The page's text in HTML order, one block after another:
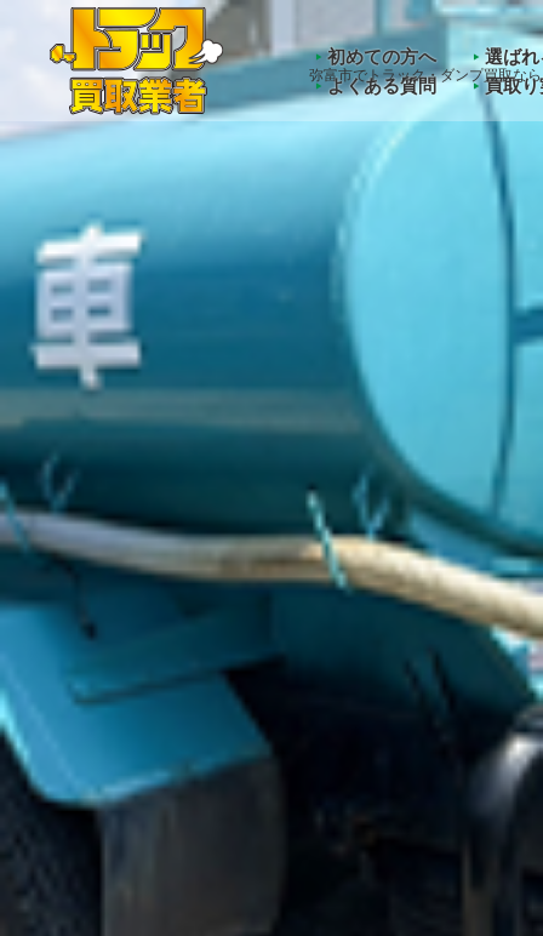
Warning : Undefined array key
弥富市でトラック・ダンプ買取な
初めての方へ
選ば
よくある質問
買取